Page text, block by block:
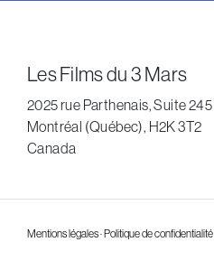
Les Films du 3 Mars
2025 rue Parthenais, Suite 245
Montréal (Québec), H2K 3T2
Canada
Mentions légales · Politique de confidentialité